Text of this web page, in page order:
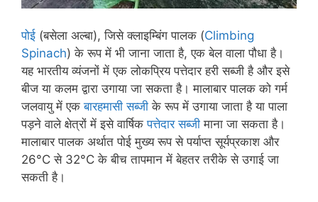
पोई (बसेला अल्बा), जिसे क्लाइम्बिंग पालक (Climbing
Spinach) के रूप में भी जाना जाता है, एक बेल वाला पौधा है।
यह भारतीय व्यंजनों में एक लोकप्रिय पत्तेदार हरी सब्जी है और इसे
बीज या कलम द्वारा उगाया जा सकता है। मालाबार पालक को गर्म
जलवायु में एकबारहमासी सब्जी के रूप में उगाया जाता है या पाला
पड़ने वाले क्षेत्रों में इसे वार्षिकपत्तेदार सब्जी माना जा सकता है।
मालाबार पालक अर्थात पोई मुख्य रूप से पर्याप्त सूर्यप्रकाश और
26°C से 32°C के बीच तापमान में बेहतर तरीके से उगाई जा
सकती है।